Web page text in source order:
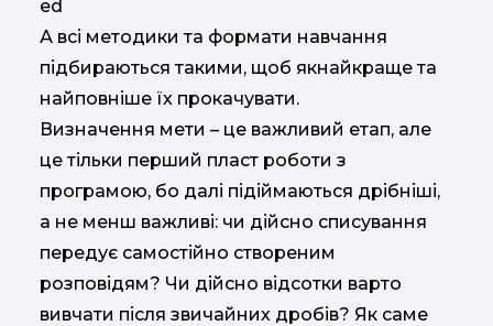
А всі методики та формати навчання
підбираються такими, щоб якнайкраще та
найповніше їх прокачувати.
Визначення мети – це важливий етап, але
це тільки перший пласт роботи з
програмою, бо далі підіймаються дрібніші,
а не менш важливі: чи дійсно списування
передує самостійно створеним
розповідям? Чи дійсно відсотки варто
вивчати після звичайних дробів? Як саме